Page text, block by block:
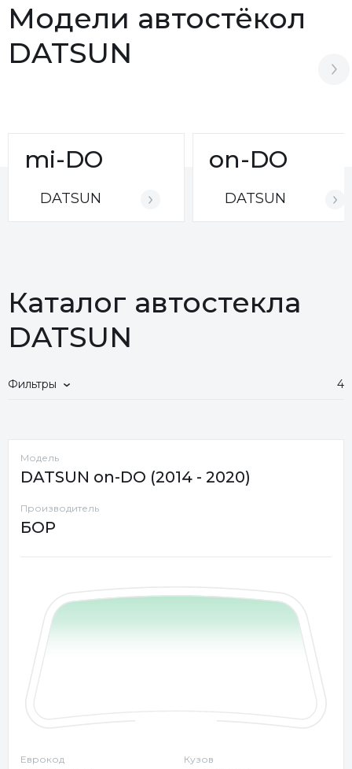
Модели автостёкол
DATSUN
mi-DO
DATSUN
on-DO
DATSUN
Каталог автостекла
DATSUN
Фильтры 4
Модель
DATSUN on-DO (2014 - 2020)
Производитель
БОР
Еврокод Кузов